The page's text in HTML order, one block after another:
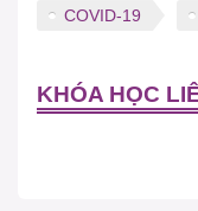
COVID-19
KHÓA HỌC